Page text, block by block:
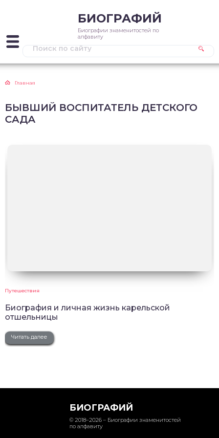
БИОГРАФИЙ
Биографии знаменитостей по
алфавиту
Главная
БЫВШИЙ ВОСПИТАТЕЛЬ ДЕТСКОГО
САДА
Путешествия
Биография и личная жизнь карельской
отшельницы
Читать далее
БИОГРАФИЙ
© 2018–2026 – Биографии знаменитостей
по алфавиту